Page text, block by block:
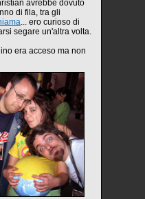
avrebbe dovuto
di fila, tra gli
... ero curioso di
segare un'altra volta.
era acceso ma non